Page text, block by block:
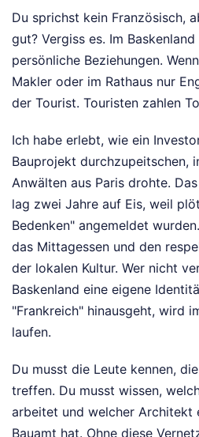
Du sprichst kein Französisch,
gut? Vergiss es. Im
persönliche Beziehungen.
Makler oder im Rathaus nur
der Tourist. Touristen zahlen
Ich habe erlebt, wie ein
Bauprojekt durchzupeitschen,
Anwälten aus Paris drohte.
lag zwei Jahre auf Eis, weil
Bedenken" angemeldet
das Mittagessen und den
der lokalen Kultur. Wer nicht
Baskenland eine eigene
"Frankreich" hinausgeht, wird
laufen.
Du musst die Leute kennen,
treffen. Du musst wissen,
arbeitet und welcher Architekt
Bauamt hat. Ohne diese